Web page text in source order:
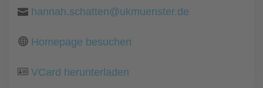
hannah.schatten@ukmuenster.de
Homepage besuchen
VCard herunterladen